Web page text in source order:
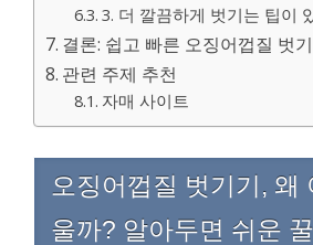
3. 더 깔끔하게 벗기는 팁이
결론: 쉽고 빠른 오징어껍질 벗
관련 주제 추천
자매 사이트
오징어껍질 벗기기, 왜
울까? 알아두면 쉬운